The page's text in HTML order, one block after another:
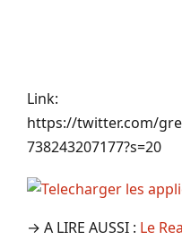
Link:
https://twitter.com/
738243207177?s=20
→ A LIRE AUSSI : Le